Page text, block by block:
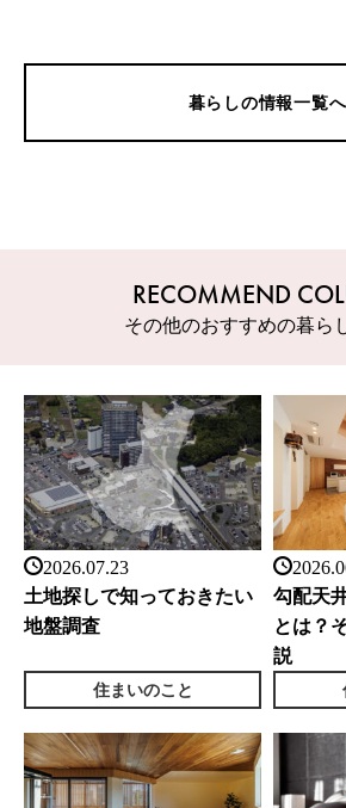
暮らしの情報一覧へ
RECOMMEND
その他のおすすめの暮ら
2026.07.23
土地探しで知っておきたい
地盤調査
住まいのこと
勾配天
とは？
説